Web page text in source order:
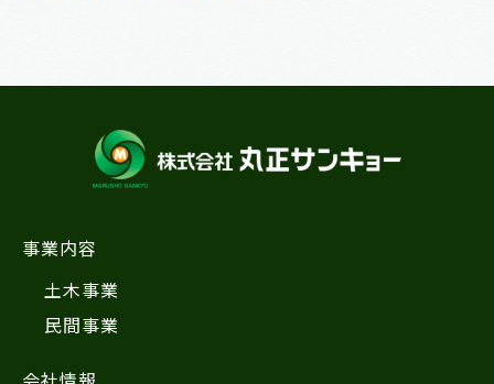
ビ
ン
事業内容
土木事業
民間事業